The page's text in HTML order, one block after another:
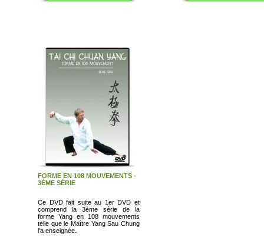
FORME EN 108 MOUVEMENTS -
3ÈME SÉRIE
Ce DVD fait suite au 1er DVD et
comprend la 3ème série de la
forme Yang en 108 mouvements
telle que le Maître Yang Sau Chung
l'a enseignée.